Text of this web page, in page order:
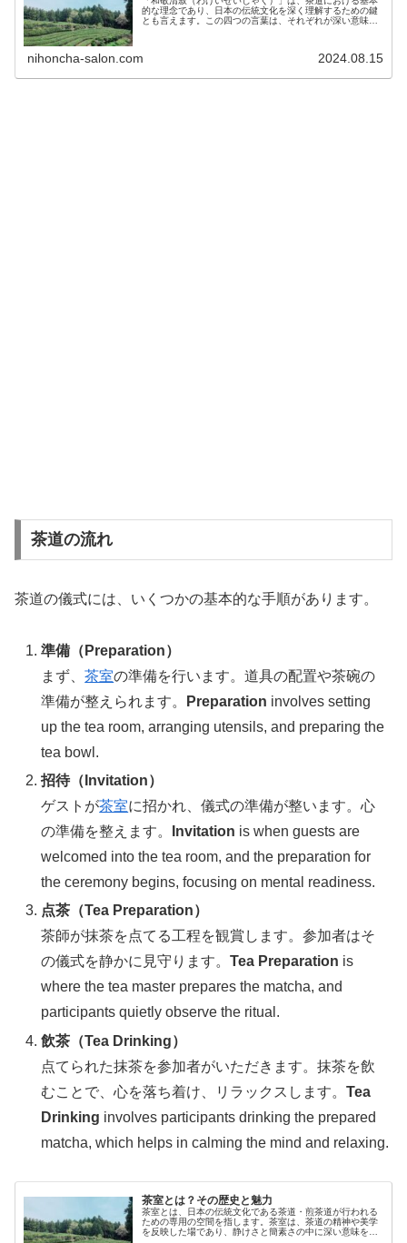
的な理念であり、日本の伝統文化を深く理解するための鍵
とも言えます。この四つの言葉は、それぞれが深い意味を
nihoncha-salon.com 2024.08.15
茶道の流れ
茶道の儀式には、いくつかの基本的な手順があります。
準備（Preparation）
まず、茶室の準備を行います。道具の配置や茶碗の
準備が整えられます。
Preparation involves setting
up the tea room, arranging utensils, and preparing the
tea bowl.
招待（Invitation）
ゲストが茶室に招かれ、儀式の準備が整います。心
の準備を整えます。
Invitation is when guests are
welcomed into the tea room, and the preparation for
the ceremony begins, focusing on mental readiness.
点茶（Tea Preparation）
茶師が抹茶を点てる工程を観賞します。参加者はそ
の儀式を静かに見守ります。Tea Preparation is
where the tea master prepares the matcha, and
participants quietly observe the ritual.
飲茶（Tea Drinking）
点てられた抹茶を参加者がいただきます。抹茶を飲
むことで、心を落ち着け、リラックスします。Tea
Drinking involves participants drinking the prepared
matcha, which helps in calming the mind and relaxing.
茶室とは？その歴史と魅力
茶室とは、日本の伝統文化である茶道・煎茶道が行われる
ための専用の空間を指します。茶室は、茶道の精神や美学
を反映した場であり、静けさと簡素さの中に深い意味を持